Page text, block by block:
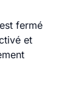
fermé
et